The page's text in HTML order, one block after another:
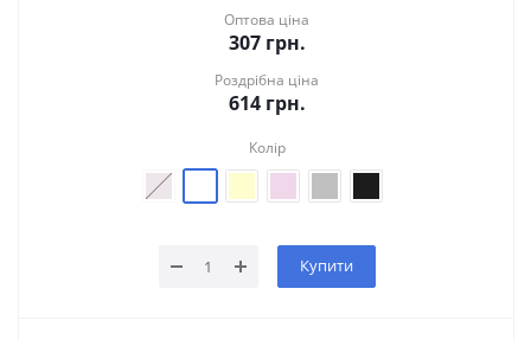
Оптова ціна
307грн.
Роздрібна ціна
614грн.
Колір
Купити